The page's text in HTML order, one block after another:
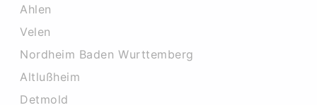
Ahlen
Velen
Nordheim Baden Wurttemberg
Altlußheim
Detmold